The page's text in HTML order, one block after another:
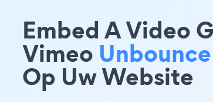
Embed A Video
Vimeo Unbounce
Op Uw Website